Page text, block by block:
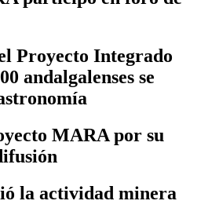
Proyecto Integrado
andalgalenses se
MARA por su
la actividad minera